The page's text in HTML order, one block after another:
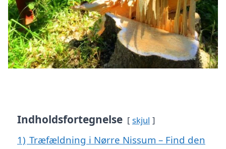
Indholdsfortegnelse skjul
1) Træfældning i Nørre Nissum – Find den